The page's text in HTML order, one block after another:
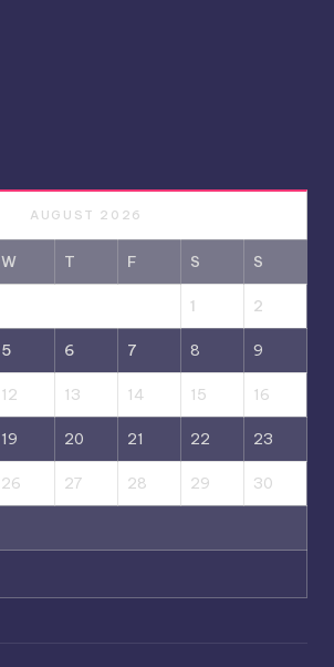
AUGUST 2026
W T F S S
1 2
5 6 7 8 9
12 13 14 15 16
19 20 21 22 23
26 27 28 29 30